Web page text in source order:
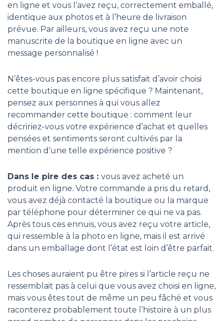
en ligne et vous l’avez reçu, correctement emballé,
identique aux photos et à l’heure de livraison
prévue. Par ailleurs, vous avez reçu une note
manuscrite de la boutique en ligne avec un
message personnalisé !
N’êtes-vous pas encore plus satisfait d’avoir choisi
cette boutique en ligne spécifique ? Maintenant,
pensez aux personnes à qui vous allez
recommander cette boutique : comment leur
décririez-vous votre expérience d’achat et quelles
pensées et sentiments seront cultivés par la
mention d’une telle expérience positive ?
Dans le pire des cas : vous avez acheté un
produit en ligne. Votre commande a pris du retard,
vous avez déjà contacté la boutique ou la marque
par téléphone pour déterminer ce qui ne va pas.
Après tous ces ennuis, vous avez reçu votre article,
qui ressemble à la photo en ligne, mais il est arrivé
dans un emballage dont l’état est loin d’être parfait.
Les choses auraient pu être pires si l’article reçu ne
ressemblait pas à celui que vous avez choisi en ligne,
mais vous êtes tout de même un peu fâché et vous
raconterez probablement toute l’histoire à un plus